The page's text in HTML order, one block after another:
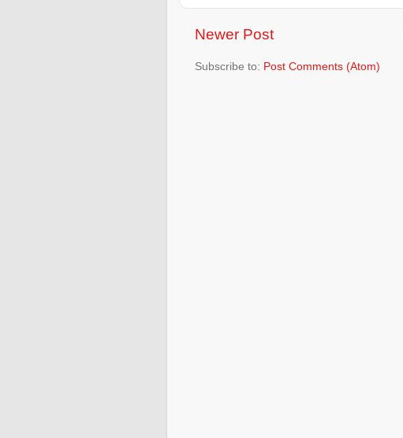
Newer Post
Subscribe to: Post Comments (Atom)